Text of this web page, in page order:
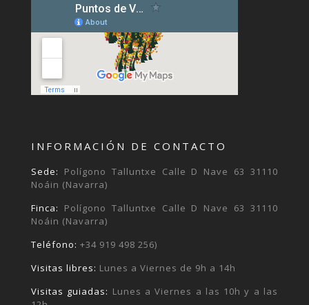
INFORMACIÓN DE CONTACTO
Sede: Polígono Talluntxe Calle D Nave 63 31110
Noáin (Navarra)
Finca: Polígono Talluntxe Calle D Nave 63 31110
Noáin (Navarra)
Teléfono: +34 919 498 256)
Visitas libres: Lunes a Viernes de 9h a 14h
Visitas guiadas: Lunes a Viernes a las 10h y a las